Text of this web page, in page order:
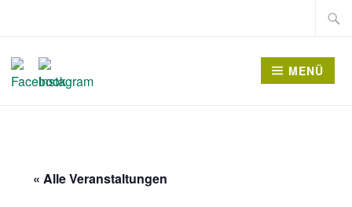
springen
Suche
MENÜ
« Alle Veranstaltungen